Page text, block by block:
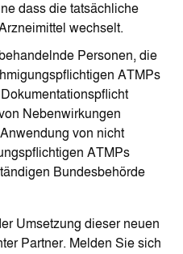
dass die tatsächliche
wechselt.
Personen, die
ATMPs
Nebenwirkungen
von nicht
ATMPs
Bundesbehörde
Umsetzung dieser neuen
Partner. Melden Sie sich